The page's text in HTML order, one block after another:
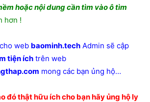
hoặc nội dung cần tìm vào ô tìm
hơn !
web baominh.tech Admin sẽ cập
tiện ích trên web
mong các bạn ủng hộ…
đó thật hữu ích cho bạn hãy ủng hộ ly